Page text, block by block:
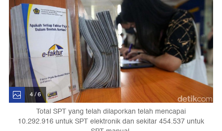
4 / 6
Total SPT yang telah dilaporkan telah mencapai
10.292.916 untuk SPT elektronik dan sekitar 454.537 untuk